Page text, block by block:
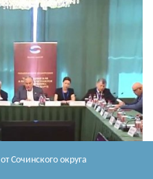
от Сочинского округа